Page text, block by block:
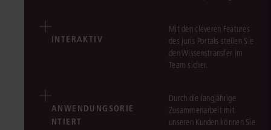
INTERAKTIV
Mit den cleveren Features
des juris Portals stellen Sie
den Wissenstransfer im
Team sicher.
ANWENDUNGSORIE
NTIERT
Durch die langjährige
Zusammenarbeit mit
unseren Kunden können Sie